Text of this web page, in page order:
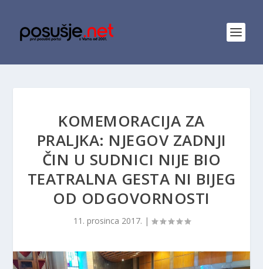
KOMEMORACIJA ZA
PRALJKA: NJEGOV ZADNJI
ČIN U SUDNICI NIJE BIO
TEATRALNA GESTA NI BIJEG
OD ODGOVORNOSTI
11. prosinca 2017. |